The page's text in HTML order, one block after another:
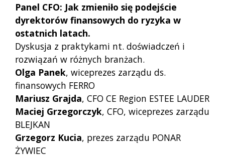
Panel CFO: Jak zmieniło się podejście
dyrektorów finansowych do ryzyka w
ostatnich latach.
Dyskusja z praktykami nt. doświadczeń i
rozwiązań w różnych branżach.
Olga Panek, wiceprezes zarządu ds.
finansowych FERRO
Mariusz Grajda, CFO CE Region ESTEE LAUDER
Maciej Grzegorczyk, CFO, wiceprezes zarządu
BLEJKAN
Grzegorz Kucia, prezes zarządu PONAR
ŻYWIEC